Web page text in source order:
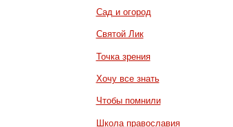
Сад и огород
Святой Лик
Точка зрения
Хочу все знать
Чтобы помнили
Школа православия